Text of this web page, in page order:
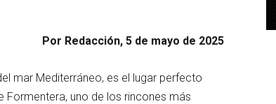
Por Redacción, 5 de mayo de 2025
mar Mediterráneo, es el lugar perfecto
Formentera, uno de los rincones más